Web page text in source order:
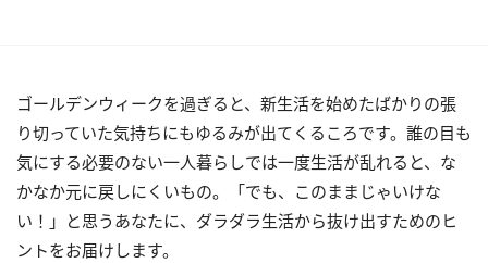
ゴールデンウィークを過ぎると、新生活を始めたばかりの張
り切っていた気持ちにもゆるみが出てくるころです。誰の目も
気にする必要のない一人暮らしでは一度生活が乱れると、な
かなか元に戻しにくいもの。「でも、このままじゃいけな
い！」と思うあなたに、ダラダラ生活から抜け出すためのヒ
ントをお届けします。